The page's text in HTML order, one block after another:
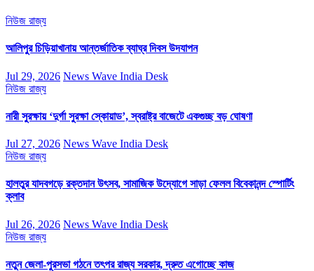
নিউজ রাজ্য
আলিপুর চিড়িয়াখানায় আন্তর্জাতিক ব্যাঘ্র দিবস উদযাপন
Jul 29, 2026 News Wave India Desk
নিউজ রাজ্য
নারী সুরক্ষায় ‘দুর্গা সুরক্ষা স্কোয়াড’, স্বরাষ্ট্র বাজেটে একগুচ্ছ বড় ঘোষণা
Jul 27, 2026 News Wave India Desk
নিউজ রাজ্য
হালতুর যাদবগড়ে রক্তদান উৎসব, সামাজিক উদ্যোগে সাড়া ফেলল বিবেকানন্দ স্পোর্টিং
ক্লাব
Jul 26, 2026 News Wave India Desk
নিউজ রাজ্য
নতুন জেলা-পুরসভা গঠনে তৎপর রাজ্য সরকার, দ্রুত এগোচ্ছে কাজ